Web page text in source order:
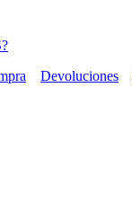
Devoluciones